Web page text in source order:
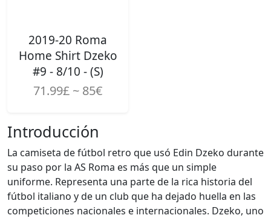
2019-20 Roma
Home Shirt Dzeko
#9 - 8/10 - (S)
71.99£ ~ 85€
Introducción
La camiseta de fútbol retro que usó Edin Dzeko durante
su paso por la AS Roma es más que un simple
uniforme. Representa una parte de la rica historia del
fútbol italiano y de un club que ha dejado huella en las
competiciones nacionales e internacionales. Dzeko, uno